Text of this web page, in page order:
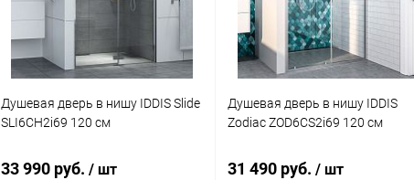
Душевая дверь в нишу IDDIS Slide
SLI6CH2i69 120 см
33 990 руб. / шт
Душевая дверь в нишу IDDIS
Zodiac ZOD6CS2i69 120 см
31 490 руб. / шт